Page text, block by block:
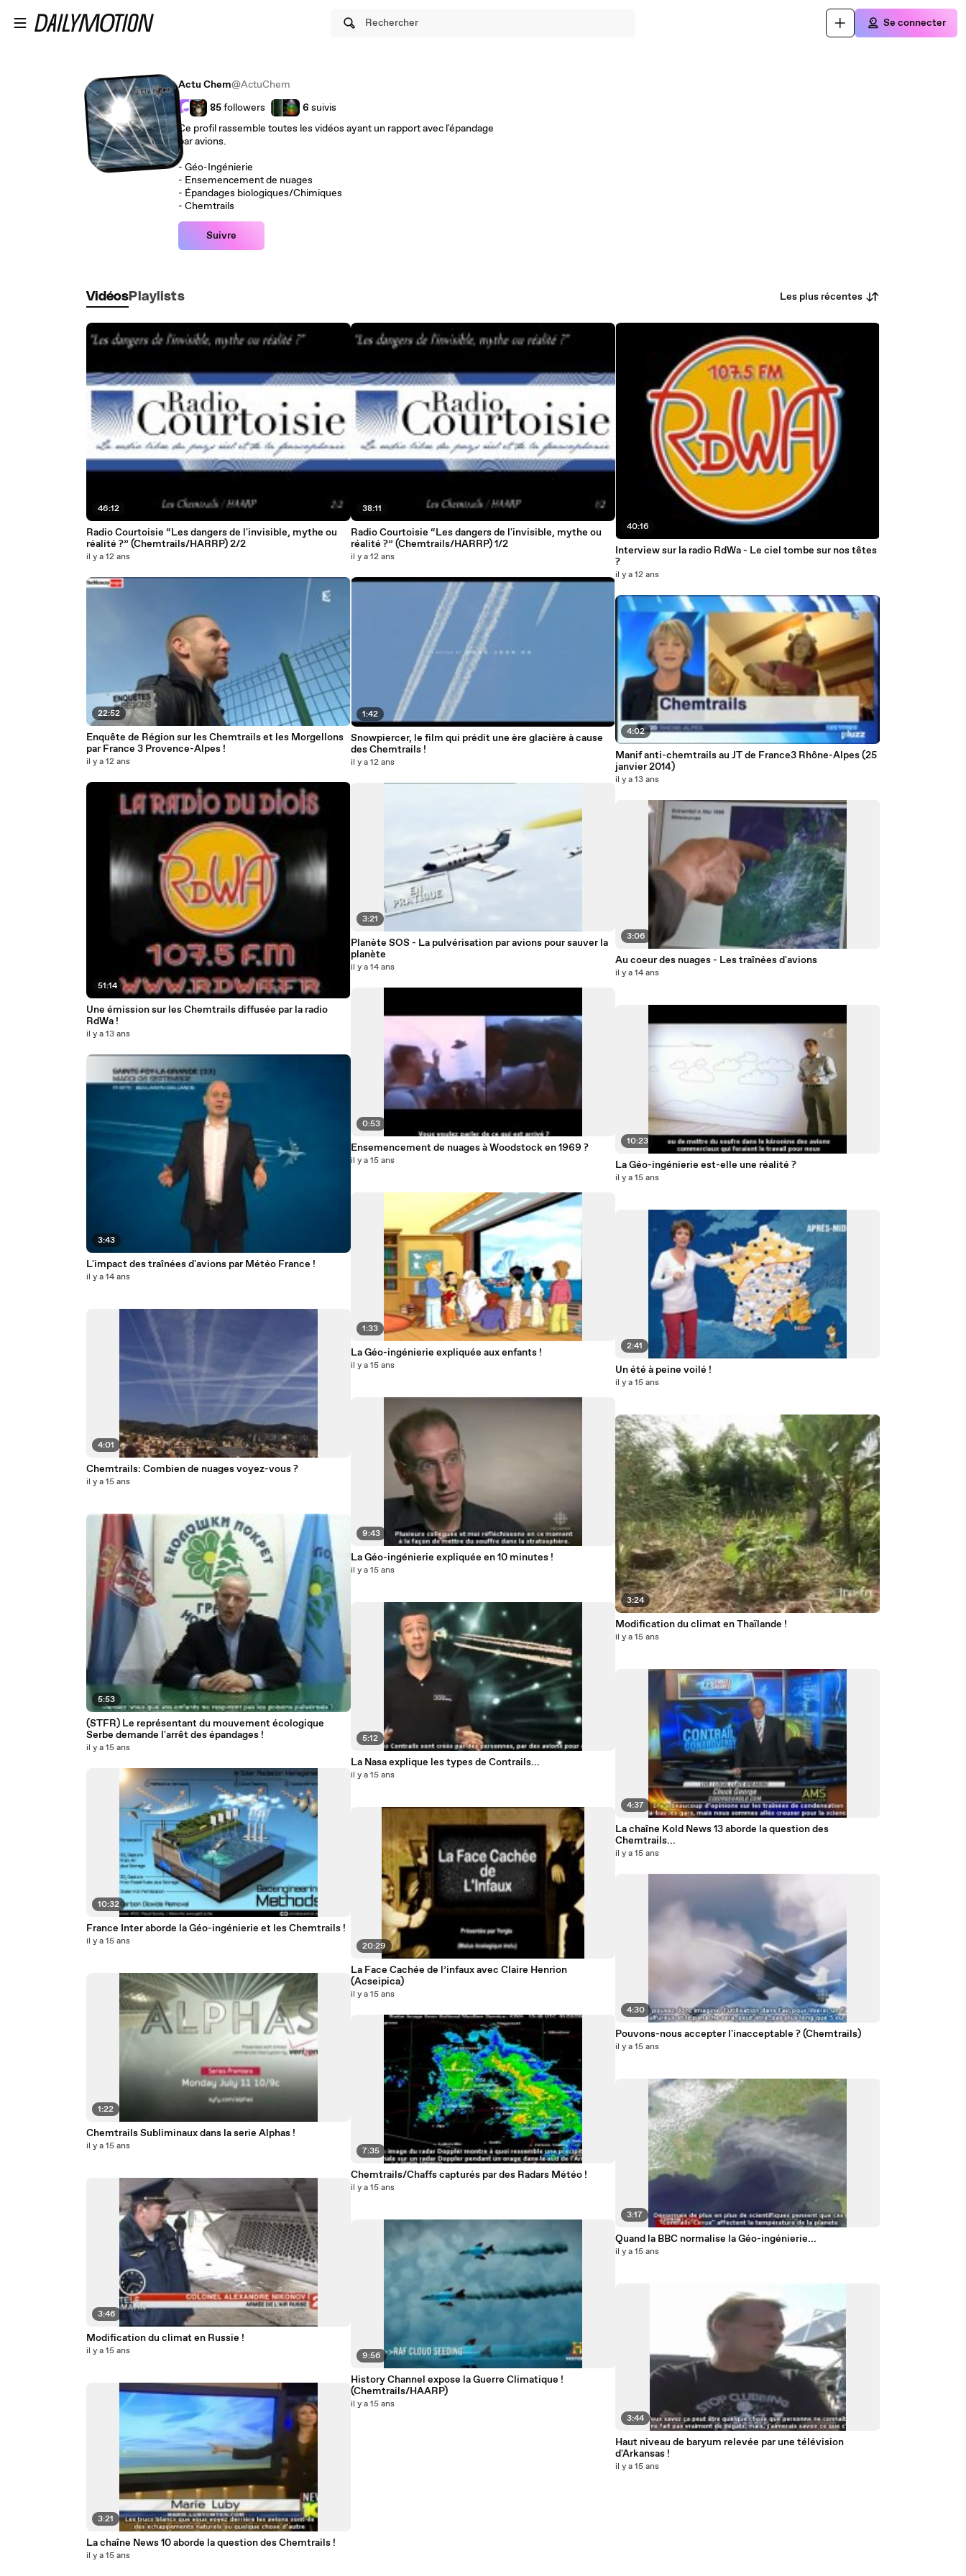
Rechercher Se connecter
Actu Chem@ActuChem
85followers 6 suivis
Ce profil rassemble toutes les vidéos ayant un rapport avec l'épandage
par avions.
- Géo-Ingénierie
- Ensemencement de nuages
- Épandages biologiques/Chimiques
- Chemtrails
Suivre
Vidéos Playlists Les plus récentes
46:12
Radio Courtoisie “Les dangers de l'invisible, mythe ou
réalité ?” (Chemtrails/HARRP) 2/2
il y a 12 ans
22:52
Enquête de Région sur les Chemtrails et les Morgellons
par France 3 Provence-Alpes !
il y a 12 ans
51:14
Une émission sur les Chemtrails diffusée par la radio
RdWa !
il y a 13 ans
3:43
L'impact des traînées d'avions par Météo France !
il y a 14 ans
4:01
Chemtrails: Combien de nuages voyez-vous ?
il y a 15 ans
5:53
(STFR) Le représentant du mouvement écologique
Serbe demande l'arrêt des épandages !
il y a 15 ans
10:32
France Inter aborde la Géo-ingénierie et les Chemtrails !
il y a 15 ans
1:22
Chemtrails Subliminaux dans la serie Alphas !
il y a 15 ans
3:46
Modification du climat en Russie !
il y a 15 ans
3:21
La chaîne News 10 aborde la question des Chemtrails !
il y a 15 ans
38:11
Radio Courtoisie “Les dangers de l'invisible, mythe ou
réalité ?” (Chemtrails/HARRP) 1/2
il y a 12 ans
1:42
Snowpiercer, le film qui prédit une ère glacière à cause
des Chemtrails !
il y a 12 ans
3:21
Planète SOS - La pulvérisation par avions pour sauver la
planète
il y a 14 ans
0:53
Ensemencement de nuages à Woodstock en 1969 ?
il y a 15 ans
1:33
La Géo-ingénierie expliquée aux enfants !
il y a 15 ans
9:43
La Géo-ingénierie expliquée en 10 minutes !
il y a 15 ans
5:12
La Nasa explique les types de Contrails...
il y a 15 ans
20:29
La Face Cachée de l’infaux avec Claire Henrion
(Acseipica)
il y a 15 ans
7:35
Chemtrails/Chaffs capturés par des Radars Météo !
il y a 15 ans
9:56
History Channel expose la Guerre Climatique !
(Chemtrails/HAARP)
il y a 15 ans
40:16
Interview sur la radio RdWa - Le ciel tombe sur nos têtes
?
il y a 12 ans
4:02
Manif anti-chemtrails au JT de France3 Rhône-Alpes (25
janvier 2014)
il y a 13 ans
3:06
Au coeur des nuages - Les traînées d'avions
il y a 14 ans
10:23
La Géo-ingénierie est-elle une réalité ?
il y a 15 ans
2:41
Un été à peine voilé !
il y a 15 ans
3:24
Modification du climat en Thaïlande !
il y a 15 ans
4:37
La chaîne Kold News 13 aborde la question des
Chemtrails...
il y a 15 ans
4:30
Pouvons-nous accepter l'inacceptable ? (Chemtrails)
il y a 15 ans
3:17
Quand la BBC normalise la Géo-ingénierie...
il y a 15 ans
3:44
Haut niveau de baryum relevée par une télévision
d'Arkansas !
il y a 15 ans